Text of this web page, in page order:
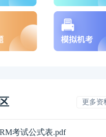
更多资
考试公式表.pdf